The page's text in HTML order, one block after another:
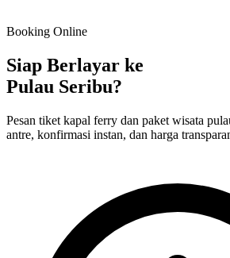
Booking Online
Siap Berlayar ke
Pulau Seribu?
Pesan tiket kapal ferry dan paket wisata
antre, konfirmasi instan, dan harga